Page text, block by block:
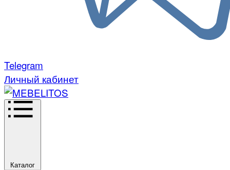
Telegram
Личный кабинет
Каталог